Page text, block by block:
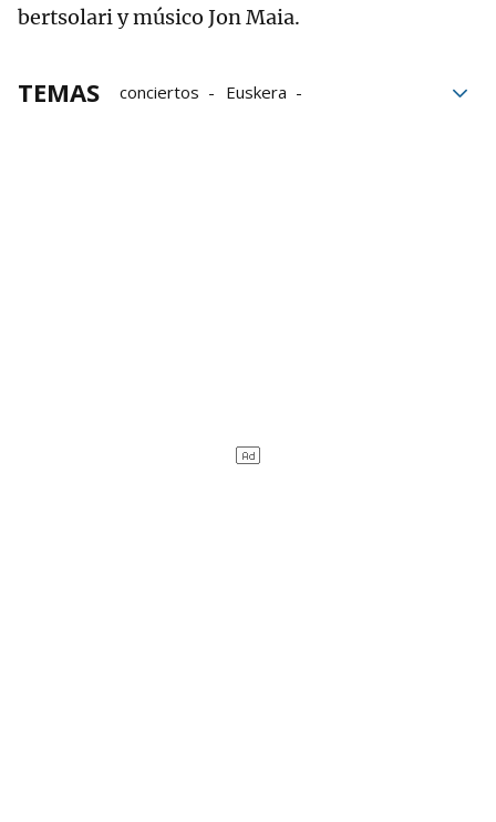
bertsolari y músico Jon Maia.
TEMAS conciertos
Euskera